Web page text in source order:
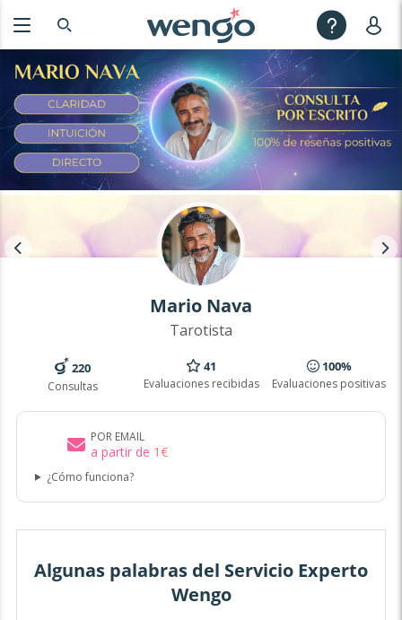
Mario Nava
Tarotista
220
Consultas
41
Evaluaciones recibidas
100%
Evaluaciones positivas
POR EMAIL
a partir de 1€
¿Cómo funciona?
Algunas palabras del Servicio Experto
Wengo